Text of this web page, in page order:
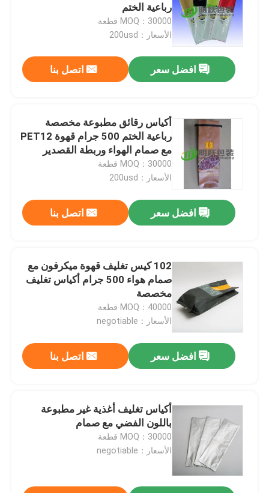
رباعية الختم
MOQ：30000 قطعة
الأسعار：200usd
افضل سعر اتصل بنا
أكياس رقائق مطبوعة مخصصة
رباعية الختم 500 جرام قهوة PET12
مع صمام الهواء وربطة القصدير
MOQ：30000 قطعة
الأسعار：200usd
افضل سعر اتصل بنا
102 كيس تغليف قهوة ميكرفون مع
صمام هواء 500 جرام أكياس تغليف
مخصصة
MOQ：40000 قطعة
الأسعار：negotiable
افضل سعر اتصل بنا
أكياس تغليف أغذية غير مطبوعة
باللون الفضي مع صمام
MOQ：30000 قطعة
الأسعار：negotiable